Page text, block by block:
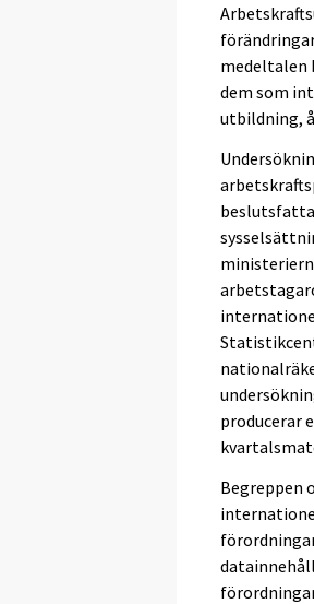
medeltalen
dem som
utbildning,
producerar
Begreppen